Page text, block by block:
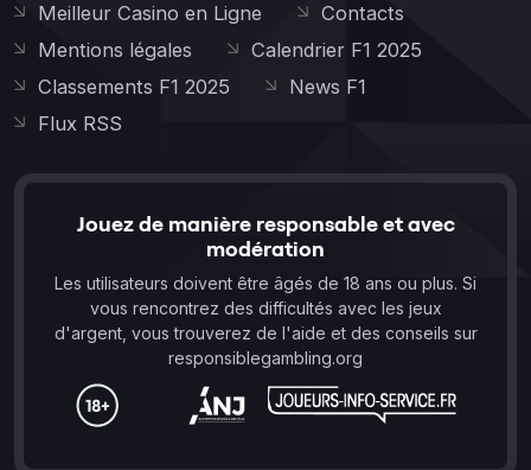
Meilleur Casino en Ligne
Contacts
Mentions légales
Calendrier F1 2025
Classements F1 2025
News F1
Flux RSS
Jouez de manière responsable et avec
modération
Les utilisateurs doivent être âgés de 18 ans ou plus. Si
vous rencontrez des difficultés avec les jeux
d'argent, vous trouverez de l'aide et des conseils sur
responsiblegambling.org